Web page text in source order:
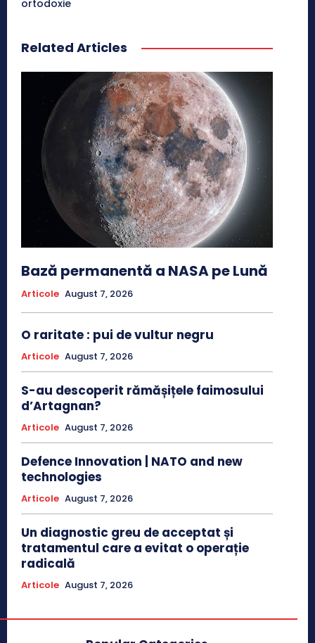
ortodoxie
Related Articles
Bază permanentă a NASA pe Lună
Articole August 7, 2026
O raritate : pui de vultur negru
Articole August 7, 2026
S-au descoperit rămășițele faimosului
d’Artagnan?
Articole August 7, 2026
Defence Innovation | NATO and new
technologies
Articole August 7, 2026
Un diagnostic greu de acceptat și
tratamentul care a evitat o operație
radicală
Articole August 7, 2026